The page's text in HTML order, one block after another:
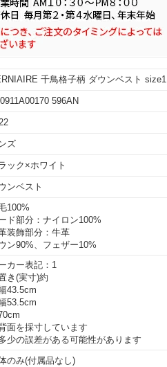
千鳥格子柄 ダウンベスト size1
596AN
ズ
ック×ホワイト
ンベスト
100%
ド部分：ナイロン100%
装飾部分：牛革
ン90%、フェザー10%
カー表記：1
き(実寸)約
43.5cm
53.5cm
面を採寸しています
少の誤差がある可能性があります
のみ(付属品なし)